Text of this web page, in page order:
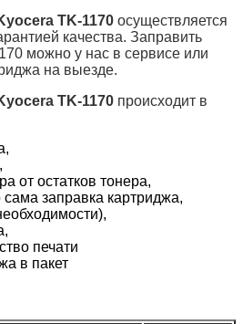
TK-1170 осуществляется
качества. Заправить
можно у нас в сервисе или
на выезде.
TK-1170 происходит в
от остатков тонера,
заправка картриджа,
печати
в пакет